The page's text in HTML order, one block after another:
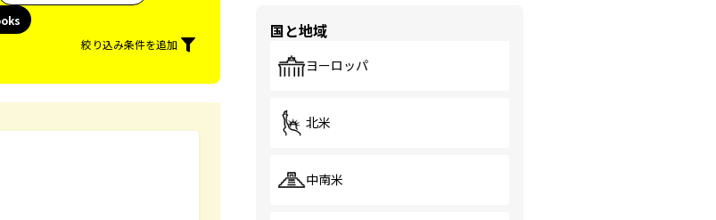
絞り込み条件を追加
国と地域
ヨーロッパ
北米
中南米